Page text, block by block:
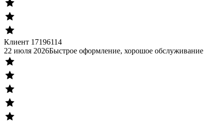
Клиент 17196114
22 июля 2026Быстрое оформление, хорошое обслуживание